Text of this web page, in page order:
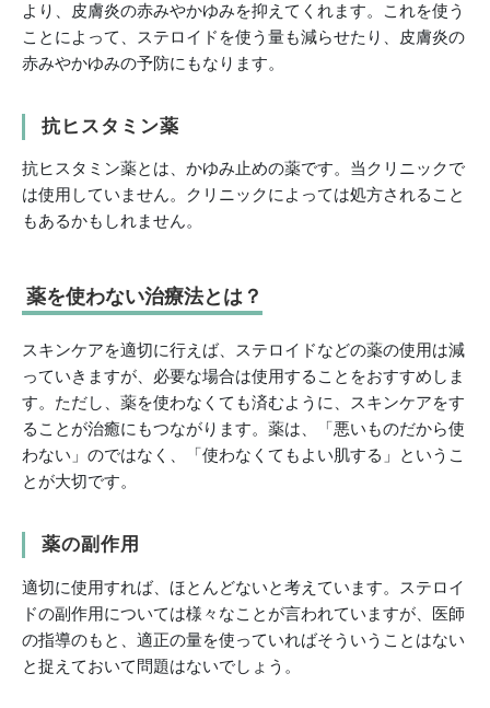
より、皮膚炎の赤みやかゆみを抑えてくれます。これを使う
ことによって、ステロイドを使う量も減らせたり、皮膚炎の
赤みやかゆみの予防にもなります。
抗ヒスタミン薬
抗ヒスタミン薬とは、かゆみ止めの薬です。当クリニックで
は使用していません。クリニックによっては処方されること
もあるかもしれません。
薬を使わない治療法とは？
スキンケアを適切に行えば、ステロイドなどの薬の使用は減
っていきますが、必要な場合は使用することをおすすめしま
す。ただし、薬を使わなくても済むように、スキンケアをす
ることが治癒にもつながります。薬は、「悪いものだから使
わない」のではなく、「使わなくてもよい肌する」というこ
とが大切です。
薬の副作用
適切に使用すれば、ほとんどないと考えています。ステロイ
ドの副作用については様々なことが言われていますが、医師
の指導のもと、適正の量を使っていればそういうことはない
と捉えておいて問題はないでしょう。